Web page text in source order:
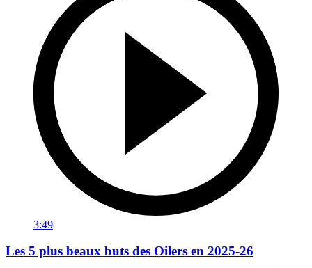
3:49
Les 5 plus beaux buts des Oilers en 2025-26